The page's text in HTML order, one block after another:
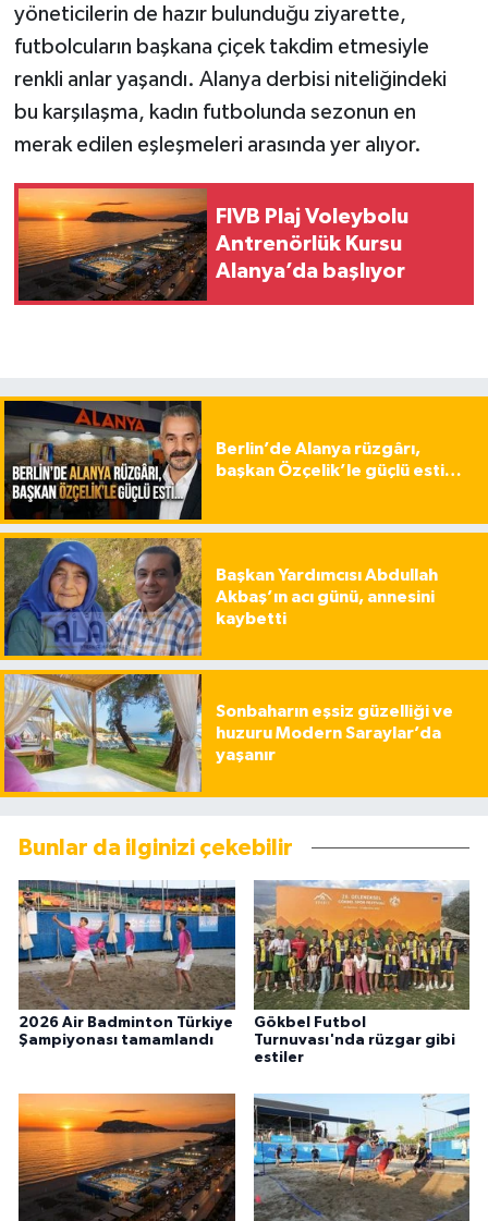
yöneticilerin de hazır bulunduğu ziyarette,
futbolcuların başkana çiçek takdim etmesiyle
renkli anlar yaşandı. Alanya derbisi niteliğindeki
bu karşılaşma, kadın futbolunda sezonun en
merak edilen eşleşmeleri arasında yer alıyor.
FIVB Plaj Voleybolu
Antrenörlük Kursu
Alanya’da başlıyor
Berlin’de Alanya rüzgârı,
başkan Özçelik’le güçlü esti…
Başkan Yardımcısı Abdullah
Akbaş’ın acı günü, annesini
kaybetti
Sonbaharın eşsiz güzelliği ve
huzuru Modern Saraylar’da
yaşanır
Bunlar da ilginizi çekebilir
2026 Air Badminton Türkiye
Şampiyonası tamamlandı
Gökbel Futbol
Turnuvası'nda rüzgar gibi
estiler